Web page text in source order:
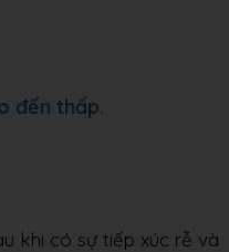
đến thấp.
khi có sự tiếp xúc rễ và